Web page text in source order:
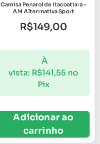
Camisa Penarol de Itacoatiara –
AM Alterrnativa Sport
R$149,00
À
vista: R$141,55 no
Pix
Adicionar ao
carrinho